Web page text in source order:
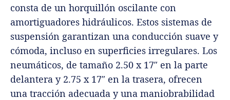
consta de un horquillón oscilante con
amortiguadores hidráulicos. Estos sistemas de
suspensión garantizan una conducción suave y
cómoda, incluso en superficies irregulares. Los
neumáticos, de tamaño 2.50 x 17″ en la parte
delantera y 2.75 x 17″ en la trasera, ofrecen
una tracción adecuada y una maniobrabilidad